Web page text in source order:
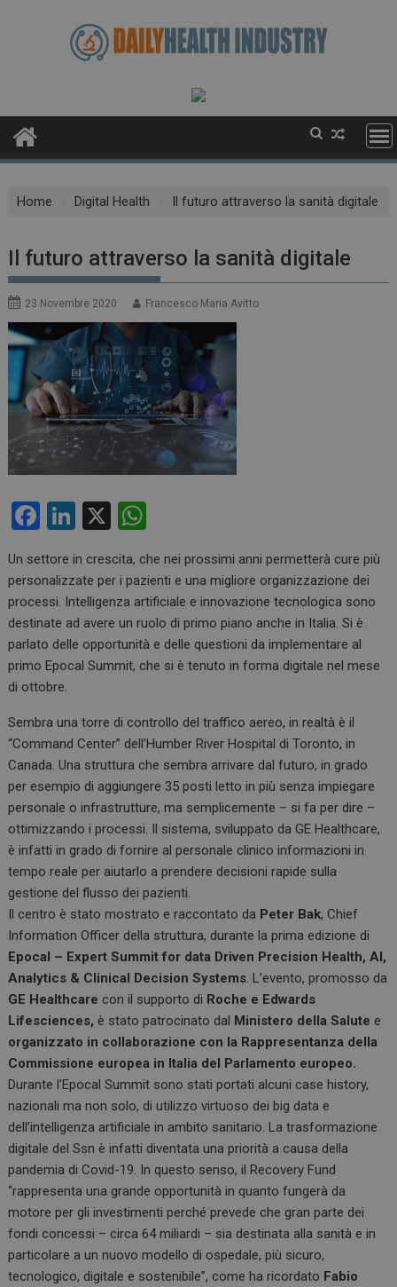
Home Digital Health Il futuro attraverso la sanità digitale
Il futuro attraverso la sanità digitale
23 Novembre 2020 Francesco Maria Avitto
F
ce
b
o
o
k
Li
ke
dI
n
X
at
s
A
p
Un settore in crescita, che nei prossimi anni permetterà cure più
personalizzate per i pazienti e una migliore organizzazione dei
processi. Intelligenza artificiale e innovazione tecnologica sono
destinate ad avere un ruolo di primo piano anche in Italia. Si è
parlato delle opportunità e delle questioni da implementare al
primo Epocal Summit, che si è tenuto in forma digitale nel mese
di ottobre.
Sembra una torre di controllo del traffico aereo, in realtà è il
“Command Center” dell’Humber River Hospital di Toronto, in
Canada. Una struttura che sembra arrivare dal futuro, in grado
per esempio di aggiungere 35 posti letto in più senza impiegare
personale o infrastrutture, ma semplicemente – si fa per dire –
ottimizzando i processi. Il sistema, sviluppato da GE Healthcare,
è infatti in grado di fornire al personale clinico informazioni in
tempo reale per aiutarlo a prendere decisioni rapide sulla
gestione del flusso dei pazienti.
Il centro è stato mostrato e raccontato da Peter Bak, Chief
Information Officer della struttura, durante la prima edizione di
Epocal – Expert Summit for data Driven Precision Health, AI,
Analytics & Clinical Decision Systems. L’evento, promosso da
GE Healthcare con il supporto di Roche e Edwards
Lifesciences, è stato patrocinato dal Ministero della Salute e
organizzato in collaborazione con la Rappresentanza della
Commissione europea in Italia del Parlamento europeo.
Durante l’Epocal Summit sono stati portati alcuni case history,
nazionali ma non solo, di utilizzo virtuoso dei big data e
dell’intelligenza artificiale in ambito sanitario. La trasformazione
digitale del Ssn è infatti diventata una priorità a causa della
pandemia di Covid-19. In questo senso, il Recovery Fund
“rappresenta una grande opportunità in quanto fungerà da
motore per gli investimenti perché prevede che gran parte dei
fondi concessi – circa 64 miliardi – sia destinata alla sanità e in
particolare a un nuovo modello di ospedale, più sicuro,
tecnologico, digitale e sostenibile”, come ha ricordato Fabio